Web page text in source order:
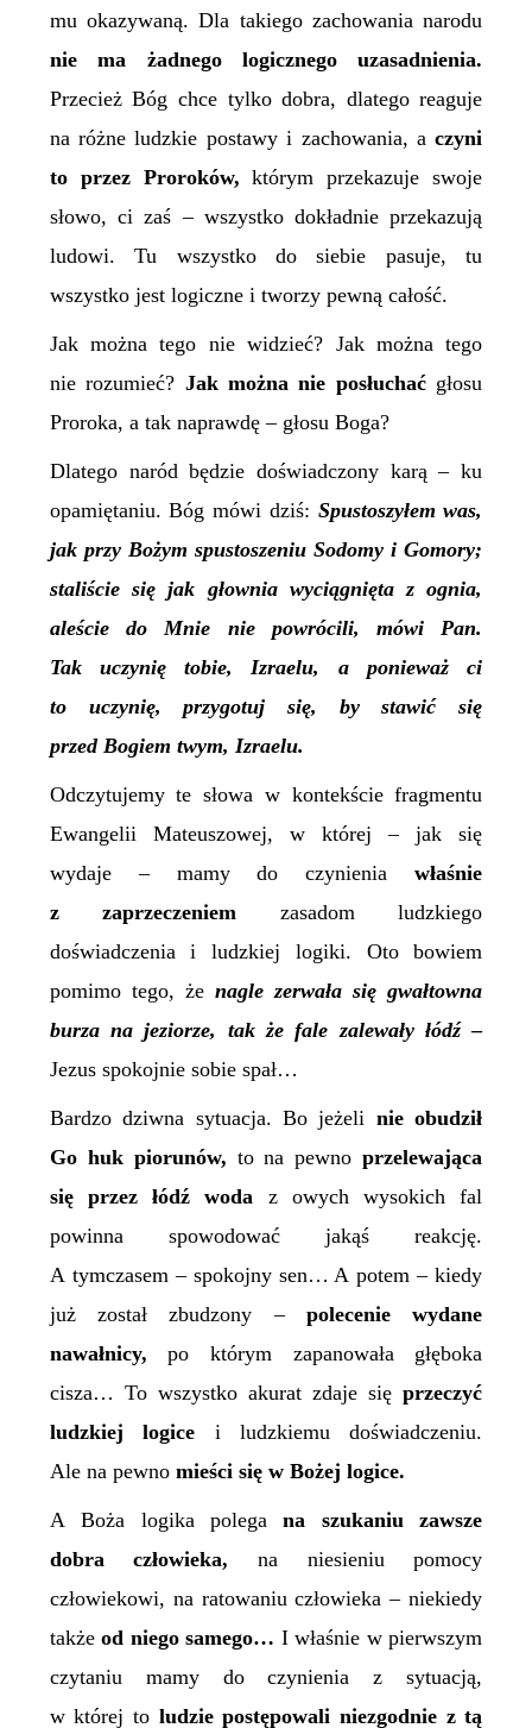
mu okazywaną. Dla takiego zachowania narodu
nie ma żadnego logicznego uzasadnienia.
Przecież Bóg chce tylko dobra, dlatego reaguje
na różne ludzkie postawy i zachowania, aczyni
to przez Proroków, którym przekazuje swoje
słowo, ci zaś – wszystko dokładnie przekazują
ludowi. Tu wszystko do siebie pasuje, tu
wszystko jest logiczne i tworzy pewną całość.
Jak można tego nie widzieć? Jak można tego
nie rozumieć? Jak można nie posłuchaćgłosu
Proroka, a tak naprawdę – głosu Boga?
Dlatego naród będzie doświadczony karą – ku
opamiętaniu. Bóg mówi dziś: Spustoszyłem was,
jak przy Bożym spustoszeniu Sodomy i Gomory;
staliście się jak głownia wyciągnięta z ognia,
aleście do Mnie nie powrócili, mówi Pan.
Tak uczynię tobie, Izraelu, a ponieważ ci
to uczynię, przygotuj się, by stawić się
przed Bogiem twym, Izraelu.
Odczytujemy te słowa w kontekście fragmentu
Ewangelii Mateuszowej, w której – jak się
wydaje – mamy do czynieniawłaśnie
z zaprzeczeniem zasadom ludzkiego
doświadczenia i ludzkiej logiki. Oto bowiem
pomimo tego, że nagle zerwała się gwałtowna
burza na jeziorze, tak że fale zalewały łódź–
Jezus spokojnie sobie spał…
Bardzo dziwna sytuacja. Bo jeżeli nie obudził
Go huk piorunów, to na pewnoprzelewająca
się przez łódź woda z owych wysokich fal
powinna spowodować jakąś reakcję.
A tymczasem – spokojny sen… A potem – kiedy
już został zbudzony – polecenie wydane
nawałnicy,po którym zapanowała głęboka
cisza… To wszystko akurat zdaje sięprzeczyć
ludzkiej logice i ludzkiemu doświadczeniu.
Ale na pewno mieści się w Bożej logice.
A Boża logika polegana szukaniu zawsze
dobra człowieka, na niesieniu pomocy
człowiekowi, na ratowaniu człowieka – niekiedy
takżeod niego samego… I właśnie w pierwszym
czytaniu mamy do czynienia z sytuacją,
w której to ludzie postępowali niezgodnie z tą